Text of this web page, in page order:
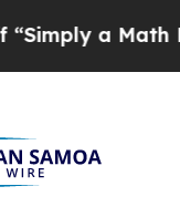
Dr. Abdul